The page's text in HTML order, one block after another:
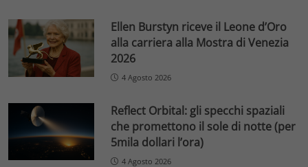
Ellen Burstyn riceve il Leone d’Oro
alla carriera alla Mostra di Venezia
2026
4 Agosto 2026
Reflect Orbital: gli specchi spaziali
che promettono il sole di notte (per
5mila dollari l’ora)
4 Agosto 2026